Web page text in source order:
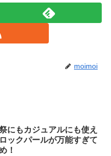
moimoi
にもカジュアルにも使え
ックパールが万能すぎて
！